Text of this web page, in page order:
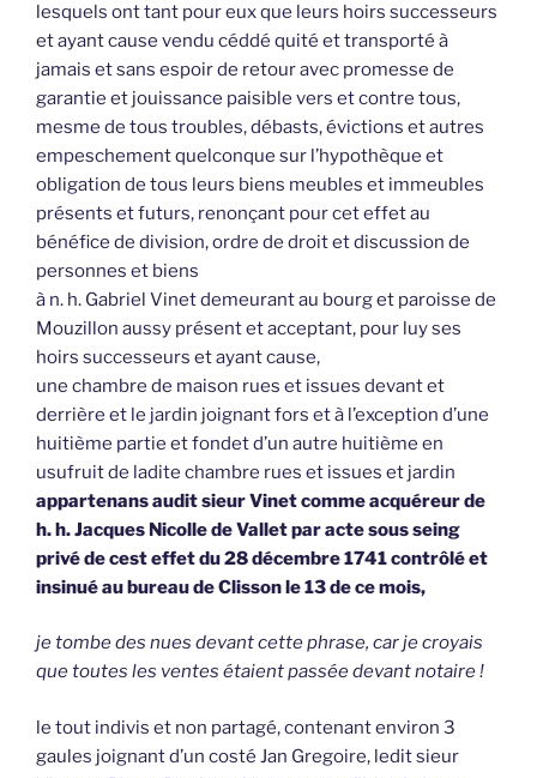
lesquels ont tant pour eux que leurs hoirs successeurs
et ayant cause vendu céddé quité et transporté à
jamais et sans espoir de retour avec promesse de
garantie et jouissance paisible vers et contre tous,
mesme de tous troubles, débasts, évictions et autres
empeschement quelconque sur l’hypothèque et
obligation de tous leurs biens meubles et immeubles
présents et futurs, renonçant pour cet effet au
bénéfice de division, ordre de droit et discussion de
personnes et biens
à n. h. Gabriel Vinet demeurant au bourg et paroisse de
Mouzillon aussy présent et acceptant, pour luy ses
hoirs successeurs et ayant cause,
une chambre de maison rues et issues devant et
derrière et le jardin joignant fors et à l’exception d’une
huitième partie et fondet d’un autre huitième en
usufruit de ladite chambre rues et issues et jardin
appartenans audit sieur Vinet comme acquéreur de
h. h. Jacques Nicolle de Vallet par acte sous seing
privé de cest effet du 28 décembre 1741 contrôlé et
insinué au bureau de Clisson le 13 de ce mois,
je tombe des nues devant cette phrase, car je croyais
que toutes les ventes étaient passée devant notaire !
le tout indivis et non partagé, contenant environ 3
gaules joignant d’un costé Jan Gregoire, ledit sieur